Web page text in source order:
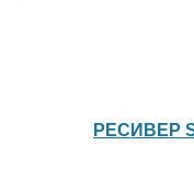
РЕСИВЕР